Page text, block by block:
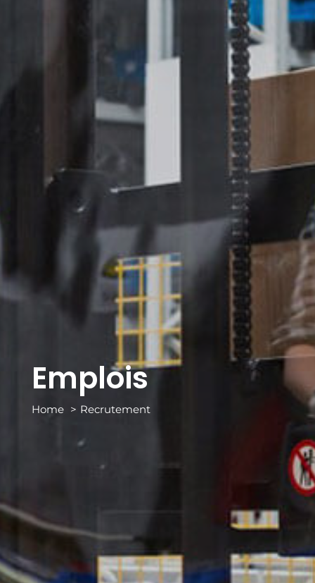
Emplois
Home Recrutement